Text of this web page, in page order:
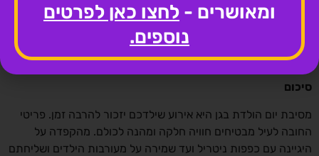
כל ילד מצפה למתנה קטנה בסוף מסיבת יום ההולדת. ארזו את
התיקים האלה עם צעצועים קטנים, מדבקות, חוברות צביעה, או כל
פריט כיפי אחר שמתיישר עם נושא המסיבה. ודא שהפריטים בטוחים
לילדים ואינם כוללים חלקים קטנים שעלולים להוות סכנת חנק.
סיכום
מסיבת יום הולדת בגן היא אירוע שילדכם יזכור להרבה זמן. פריטי
החובה לעיל מבטיחים חוויה חלקה ומהנה לכולם. מהקפדה על
היגיינה עם כפפות ניטריל ועד שמירה על מעורבות הילדים ושליחתם
ומאושרים - לחצו כאן לפרטים
נוספים.